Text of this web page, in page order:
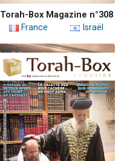
Torah-Box Magazine n°308
France
Israël